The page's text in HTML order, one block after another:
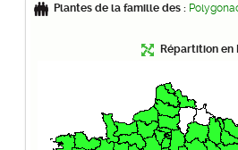
Plantes de la famille des :
Répartition en